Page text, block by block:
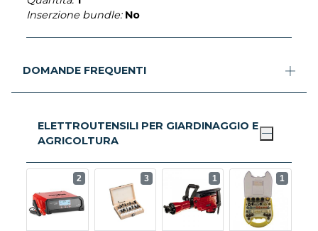
Inserzione bundle: No
DOMANDE FREQUENTI
ELETTROUTENSILI PER GIARDINAGGIO E
AGRICOLTURA
2 3 1 1